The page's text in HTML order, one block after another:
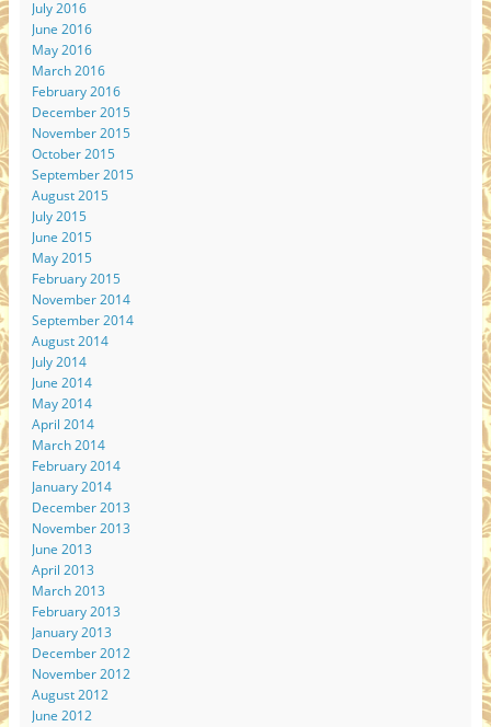
July 2016
June 2016
May 2016
March 2016
February 2016
December 2015
November 2015
October 2015
September 2015
August 2015
July 2015
June 2015
May 2015
February 2015
November 2014
September 2014
August 2014
July 2014
June 2014
May 2014
April 2014
March 2014
February 2014
January 2014
December 2013
November 2013
June 2013
April 2013
March 2013
February 2013
January 2013
December 2012
November 2012
August 2012
June 2012